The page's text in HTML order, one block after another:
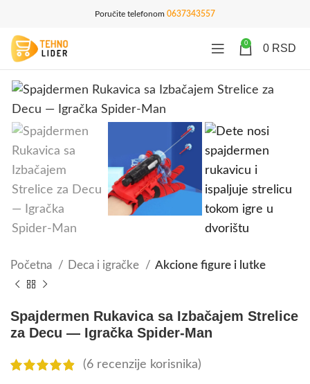
Poručite telefonom 0637343557
0 0 RSD
Početna Deca i igračke Akcione figure i lutke
Spajdermen Rukavica sa Izbačajem Strelice
za Decu — Igračka Spider-Man
(6 recenzije korisnika)